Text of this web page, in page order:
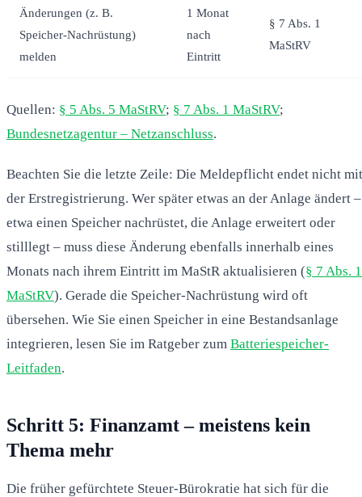
Änderungen (z. B.
Speicher-Nachrüstung)
melden
1 Monat
nach
Eintritt
§ 7 Abs. 1
MaStRV
Quellen: § 5 Abs. 5 MaStRV; § 7 Abs. 1 MaStRV;
Bundesnetzagentur – Netzanschluss.
Beachten Sie die letzte Zeile: Die Meldepflicht endet nicht mit
der Erstregistrierung. Wer später etwas an der Anlage ändert –
etwa einen Speicher nachrüstet, die Anlage erweitert oder
stilllegt – muss diese Änderung ebenfalls innerhalb eines
Monats nach ihrem Eintritt im MaStR aktualisieren (§ 7 Abs. 1
MaStRV). Gerade die Speicher-Nachrüstung wird oft
übersehen. Wie Sie einen Speicher in eine Bestandsanlage
integrieren, lesen Sie im Ratgeber zum Batteriespeicher-
Leitfaden.
Schritt 5: Finanzamt – meistens kein
Thema mehr
Die früher gefürchtete Steuer-Bürokratie hat sich für die